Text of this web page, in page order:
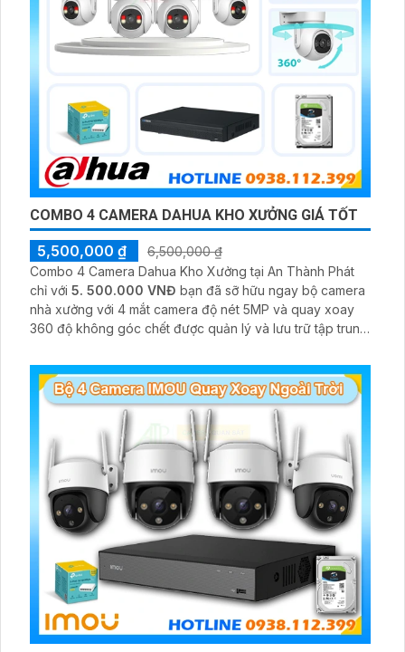
COMBO 4 CAMERA DAHUA KHO XƯỞNG GIÁ TỐT
5,500,000 ₫
6,500,000 ₫
Combo 4 Camera Dahua Kho Xưởng tại An Thành Phát
chỉ với 5. 500.000 VNĐ bạn đã sỡ hữu ngay bộ camera
nhà xưởng với 4 mắt camera độ nét 5MP và quay xoay
360 độ không góc chết được quản lý và lưu trữ tập trung